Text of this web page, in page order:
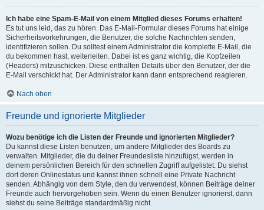
Ich habe eine Spam-E-Mail von einem Mitglied dieses Forums erhalten!
Es tut uns leid, das zu hören. Das E-Mail-Formular dieses Forums hat einige
Sicherheitsvorkehrungen, die Benutzer, die solche Nachrichten senden,
identifizieren sollen. Du solltest einem Administrator die komplette E-Mail, die
du bekommen hast, weiterleiten. Dabei ist es ganz wichtig, die Kopfzeilen
(Headers) mitzuschicken. Diese enthalten Details über den Benutzer, der die
E-Mail verschickt hat. Der Administrator kann dann entsprechend reagieren.
Nach oben
Freunde und ignorierte Mitglieder
Wozu benötige ich die Listen der Freunde und ignorierten Mitglieder?
Du kannst diese Listen benutzen, um andere Mitglieder des Boards zu
verwalten. Mitglieder, die du deiner Freundesliste hinzufügst, werden in
deinem persönlichen Bereich für den schnellen Zugriff aufgelistet. Du siehst
dort deren Onlinestatus und kannst ihnen schnell eine Private Nachricht
senden. Abhängig von dem Style, den du verwendest, können Beiträge deiner
Freunde auch hervorgehoben sein. Wenn du einen Benutzer ignorierst, dann
siehst du seine Beiträge standardmäßig nicht.